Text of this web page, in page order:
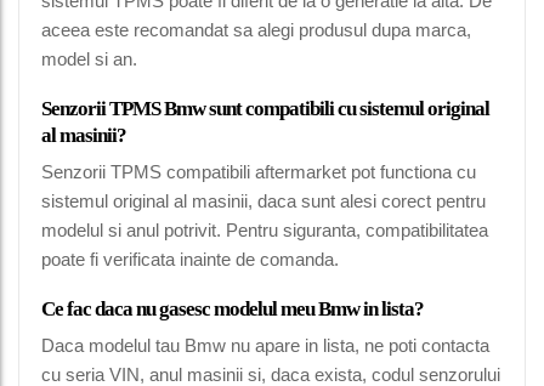
aceea este recomandat sa alegi produsul dupa marca,
model si an.
Senzorii TPMS Bmw sunt compatibili cu sistemul original
al masinii?
Senzorii TPMS compatibili aftermarket pot functiona cu
sistemul original al masinii, daca sunt alesi corect pentru
modelul si anul potrivit. Pentru siguranta, compatibilitatea
poate fi verificata inainte de comanda.
Ce fac daca nu gasesc modelul meu Bmw in lista?
Daca modelul tau Bmw nu apare in lista, ne poti contacta
cu seria VIN, anul masinii si, daca exista, codul senzorului